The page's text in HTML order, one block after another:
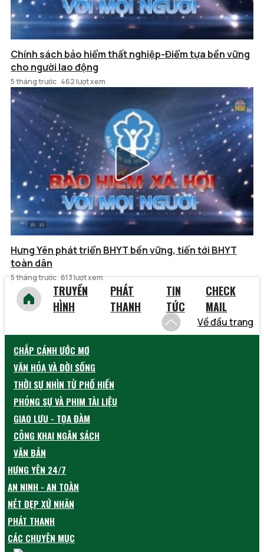
Chính sách bảo hiểm thất nghiệp-Điểm tựa bền vững
cho người lao động
5 tháng trước 462 lượt xem
Hưng Yên phát triển BHYT bền vững, tiến tới BHYT
toàn dân
5 tháng trước 613 lượt xem
TRUYỀN
HÌNH
PHÁT
THANH
TIN
TỨC
CHECK
MAIL
Về đầu trang
CHẮP CÁNH ƯỚC MƠ
VĂN HÓA VÀ ĐỜI SỐNG
THỜI SỰ NHÌN TỪ PHỐ HIẾN
PHÓNG SỰ VÀ PHIM TÀI LIỆU
GIAO LƯU - TỌA ĐÀM
CÔNG KHAI NGÂN SÁCH
VĂN BẢN
HƯNG YÊN 24/7
AN NINH - AN TOÀN
NÉT ĐẸP XỨ NHÃN
PHÁT THANH
CÁC CHUYÊN MỤC